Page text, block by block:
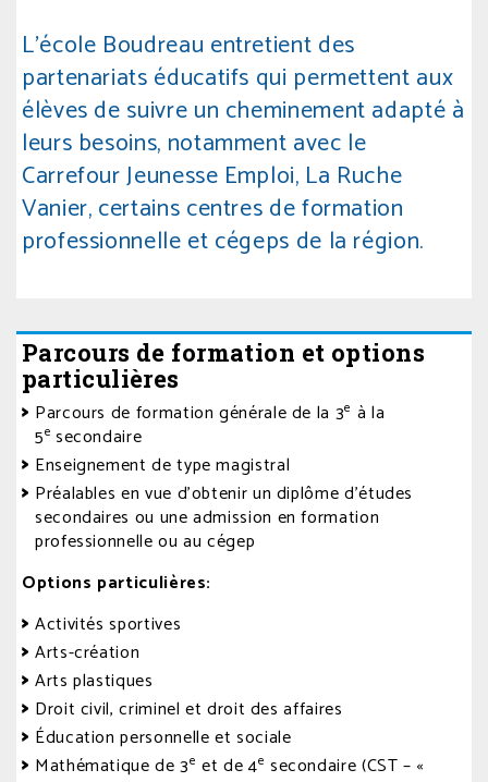
L’école Boudreau entretient des
partenariats éducatifs qui permettent aux
élèves de suivre un cheminement adapté à
leurs besoins, notamment avec le
Carrefour Jeunesse Emploi, La Ruche
Vanier, certains centres de formation
professionnelle et cégeps de la région.
Parcours de formation et options
particulières
Parcours de formation générale de la 3e à la
5e secondaire
Enseignement de type magistral
Préalables en vue d’obtenir un diplôme d’études
secondaires ou une admission en formation
professionnelle ou au cégep
Options particulières:
Activités sportives
Arts-création
Arts plastiques
Droit civil, criminel et droit des affaires
Éducation personnelle et sociale
Mathématique de 3e et de 4e secondaire (CST – «